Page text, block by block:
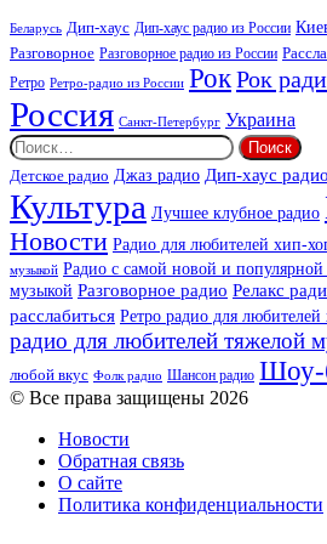
Беларусь Дип-хаус Дип-хаус радио из России
Разговорное Разговорное радио из России
Ретро Ретро-радио из России РокРок
Россия Санкт-Петербург Украина
Найти:
Детское радио Джаз радио Дип-хаус радио
Культура Лучшее клубное радио
Новости Радио для любителей хип-
музыкой Радио с самой новой и популярной
музыкой Разговорное радио Релакс
расслабиться Ретро радио для
радио для любителей тяжелой
любой вкус Фолк радио Шансон радио Шоу-
© Все права защищены 2026
Новости
Обратная связь
О сайте
Политика конфиденциальности